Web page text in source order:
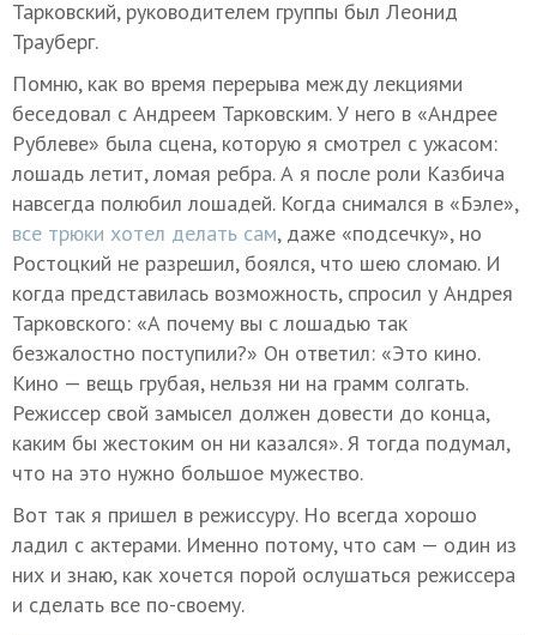
Тарковский, руководителем группы был Леонид
Трауберг.
Помню, как во время перерыва между лекциями
беседовал с Андреем Тарковским. У него в «Андрее
Рублеве» была сцена, которую я смотрел с ужасом:
лошадь летит, ломая ребра. А я после роли Казбича
навсегда полюбил лошадей. Когда снимался в «Бэле»,
все трюки хотел делать сам, даже «подсечку», но
Ростоцкий не разрешил, боялся, что шею сломаю. И
когда представилась возможность, спросил у Андрея
Тарковского: «А почему вы с лошадью так
безжалостно поступили?» Он ответил: «Это кино.
Кино — вещь грубая, нельзя ни на грамм солгать.
Режиссер свой замысел должен довести до конца,
каким бы жестоким он ни казался». Я тогда подумал,
что на это нужно большое мужество.
Вот так я пришел в режиссуру. Но всегда хорошо
ладил с актерами. Именно потому, что сам — один из
них и знаю, как хочется порой ослушаться режиссера
и сделать все по-своему.